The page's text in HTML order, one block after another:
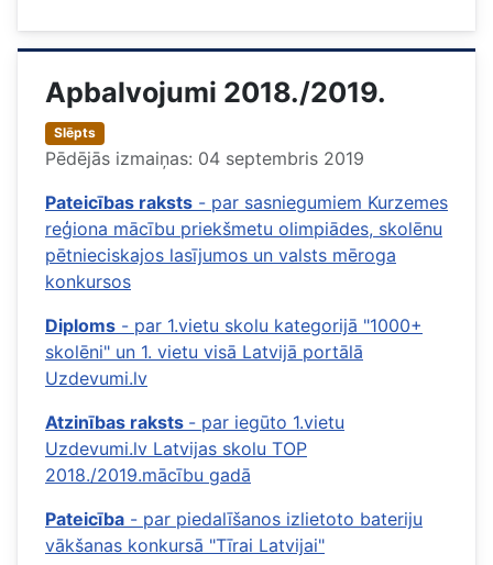
Apbalvojumi 2018./2019.
Slēpts
Pēdējās izmaiņas: 04 septembris 2019
Pateicības raksts - par sasniegumiem Kurzemes
reģiona mācību priekšmetu olimpiādes, skolēnu
pētnieciskajos lasījumos un valsts mēroga
konkursos
Diploms - par 1.vietu skolu kategorijā "1000+
skolēni" un 1. vietu visā Latvijā portālā
Uzdevumi.lv
Atzinības raksts - par iegūto 1.vietu
Uzdevumi.lv Latvijas skolu TOP
2018./2019.mācību gadā
Pateicība - par piedalīšanos izlietoto bateriju
vākšanas konkursā "Tīrai Latvijai"